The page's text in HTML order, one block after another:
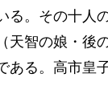
る。その十人
智の娘・後
る。高市皇